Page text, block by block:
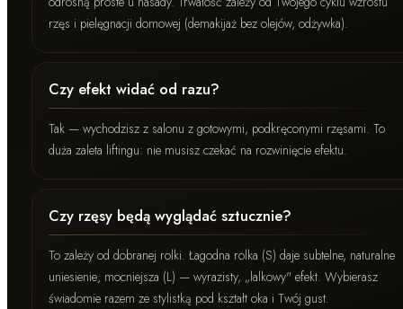
rzęs i pielęgnacji domowej (demakijaż bez olejów, odżywka).
Czy efekt widać od razu?
Tak — wychodzisz z salonu z gotowymi, podkręconymi rzęsami. To
duża zaleta liftingu: nie musisz czekać na rozwinięcie efektu.
Czy rzęsy będą wyglądać sztucznie?
To zależy od dobranej rolki. Łagodna rolka (S) daje subtelne, naturalne
uniesienie; mocniejsza (L) — wyrazisty, „lalkowy" efekt. Wybierasz
świadomie razem ze stylistką pod kształt oka i Twój gust.